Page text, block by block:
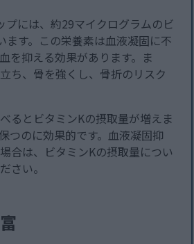
プには、約29マイクログラムのビ
ます。この栄養素は血液凝固に不
を抑える効果があります。ま
ち、骨を強くし、骨折のリスク
るとビタミンKの摂取量が増えま
つのに効果的です。血液凝固抑
合は、ビタミンKの摂取量につい
さい。